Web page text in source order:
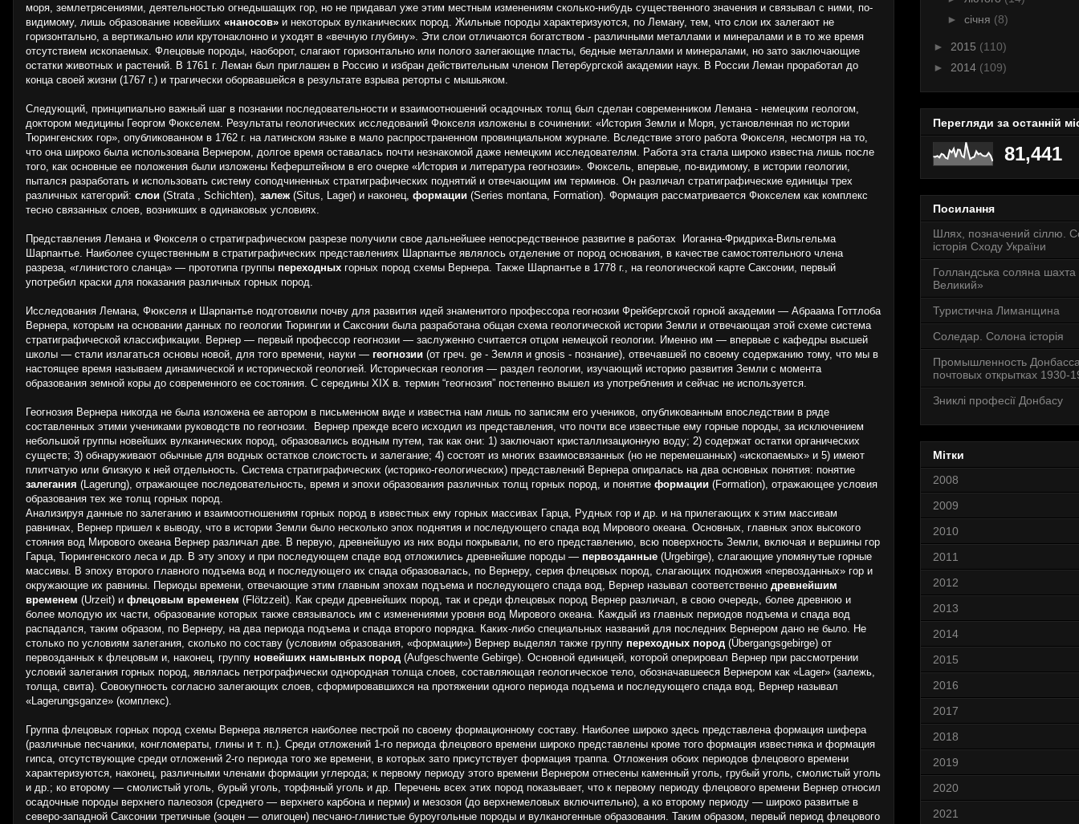
моря, землетрясениями, деятельностью огнедышащих гор, но не придавал уже этим местным изменениям сколько-нибудь суще­ственного значения и связывал с ними, по-
видимому, лишь образование новейших «наносов» и некоторых вулканических пород. Жильные породы характеризуются, по Леману, тем, что слои их залегают не
горизонтально, а вертикально или крутонаклонно и уходят в «веч­ную глубину». Эти слои отли­чаются богатством - различны­ми металлами и минералами и в то же время
отсутствием ископаемых. Флецовые поро­ды, наоборот, слагают горизон­тально или полого залегающие пласты, бедные металлами и минералами, но зато заключающие
остатки животных и растений. В 1761 г. Леман был приглашен в Россию и избран действительным членом Петербургской академии наук. В России Леман проработал до
конца своей жизни (1767 г.) и траги­чески оборвавшейся в результате взрыва реторты с мышьяком.
Следующий, принципиально важный шаг в познании последо­вательности и взаимоотношений осадочных толщ был сделан современником Лемана - немецким геологом,
доктором медицины Георгом Фюкселем. Результаты геологических исследований Фюкселя изложены в сочинении: «История Земли и Мо­ря, установленная по истории
Тюрингенских гор», опубликованном в 1762 г. на латинском языке в мало распространенном провинциальном журнале. Вследствие этого работа Фюкселя, несмотря на то,
что она широко была использована Вернером, долгое время оста­валась почти незнакомой даже немецким исследователям. Работа эта стала широко известна лишь после
того, как основные ее положения были изложены Кеферштейном в его очерке «История и литература геогнозии». Фюксель, впервые, по-видимому, в истории геологии,
пытался разработать и использовать систему соподчиненных страти­графических поднятий и отвечающим им терминов. Он различал стра­тиграфические единицы трех
различных категорий: слои (Strata , Schichten), залеж (Situs, Lager) и наконец, формации (Series montana, Formation). Формация рассматривается Фюкселем как комплекс
тесно связанных слоев, возникших в одинаковых условиях.
Представления Лемана и Фюкселя о стратиграфическом раз­резе получили свое дальнейшее непосредственное развитие в работах Иоганна-Фридриха-Вильгельма
Шарпантье. Наиболее существенным в стратиграфических представлениях Шарпантье являлось отделение от пород основания, в качестве само­стоятельного члена
разреза, «глинистого сланца» — прототипа группы переходных горных пород схемы Вернера. Также Шарпантье в 1778 г., на геологической карте Саксонии, первый
употребил краски для показания различных горных пород.
Исследования Лемана, Фюкселя и Шарпантье подготовили почву для развития идей знаменитого профессора геогнозии Фрейбергской горной академии — Абраама Готтлоба
Вернера, которым на ос­новании данных по геологии Тюрингии и Саксонии была разработана общая схема геологической истории Земли и отвечающая этой схеме система
стратиграфической классификации. Вернер — первый профессор геогнозии — заслуженно считается от­цом немецкой геологии. Именно им — впервые с кафедры высшей
шко­лы — стали излагаться основы новой, для того времени, науки — гео­гнозии (от греч. ge - Земля и gnosis - познание), отвечавшей по своему содержанию тому, что мы в
настоящее время называем динамической и исторической геологией. Историческая геология — раздел геологии, изучающий историю развития Земли с момента
образования земной коры до современного ее состояния. С середины XIX в. термин “геогнозия” постепенно вышел из употребления и сейчас не используется.
Геогнозия Вернера никогда не была изложена ее ав­тором в письменном виде и известна нам лишь по записям его учени­ков, опубликованным впоследствии в ряде
составленных этими учени­ками руководств по геогнозии. Вернер прежде всего исходил из представления, что почти все из­вестные ему горные породы, за исключением
небольшой группы новей­ших вулканических пород, образовались водным путем, так как они: 1) заключают кристаллизационную воду; 2) содержат остатки органи­ческих
существ; 3) обнаруживают обычные для водных остатков слоис­тость и залегание; 4) состоят из многих взаимосвязанных (но не пере­мешанных) «ископаемых» и 5) имеют
плитчатую или близкую к ней от­дельность. Система стратиграфических (историко-геологических) представлений Вернера опиралась на два основных понятия: понятие
залегания (Lagerung), отражающее последовательность, время и эпохи образования различных толщ горных пород, и понятие формации (Formation), отражающее условия
образования тех же толщ горных пород.
Анализируя данные по залеганию и взаимоотношениям горных по­род в известных ему горных массивах Гарца, Рудных гор и др. и на прилегающих к этим массивам
равнинах, Вернер пришел к выводу, что в истории Земли было несколько эпох поднятия и последующего спада вод Мирового океана. Основных, главных эпох высокого
стояния вод Мирового океана Вернер различал две. В первую, древнейшую из них воды покрывали, по его представлению, всю поверхность Земли, вклю­чая и вершины гор
Гарца, Тюрингенского леса и др. В эту эпоху и при последующем спаде вод отложились древнейшие породы — первоздан­ные (Urgebirge), слагающие упомянутые горные
массивы. В эпоху вто­рого главного подъема вод и последующего их спада образовалась, по Вернеру, серия флецовых пород, слагающих подножия «первозданных» гор и
окружающие их равнины. Периоды времени, отвечающие этим главным эпохам подъема и последующего спада вод, Вернер называл соответственно древнейшим
временем (Urzeit) и флецовым временем (Flötzzeit). Как среди древнейших пород, так и среди флецовых пород Вер­нер различал, в свою очередь, более древнюю и
более молодую их части, образование которых также связывалось им с изменениями уровня вод Мирового океана. Каждый из главных периодов подъема и спада вод
распадался, таким образом, по Вернеру, на два периода подъ­ема и спада второго порядка. Каких-либо специальных названий для последних Вернером дано не было. Не
столько по условиям залегания, сколько по составу (условиям образования, «формации») Вернер выделял также группу переходных пород (Übergangsgebirge) от
первозданных к флецовым и, нако­нец, группу новейших намывных пород (Aufgeschwente Gebirge). Основной единицей, которой оперировал Вернер при рассмотрении
условий залегания горных пород, являлась петрографически однород­ная толща слоев, составляющая геологическое тело, обозначавшееся Вернером как «Lager» (залежь,
толща, свита). Совокупность согласно залегающих слоев, сформировавшихся на протяжении одного периода подъема и последующего спада вод, Вер­нер называл
«Lagerungsganze» (комплекс).
Группа флецовых горных пород схемы Вернера является наиболее пестрой по своему формационному составу. Наиболее широко здесь представлена формация шифера
(различные песчаники, конгломераты, глины и т. п.). Среди отложений 1-го периода флецового времени широ­ко представлены кроме того формация известняка и формация
гипса, отсутствующие среди отложений 2-го периода того же времени, в ко­торых зато присутствует формация траппа. Отложения обоих периодов флецового времени
характеризуются, наконец, различными членами формации углерода; к первому периоду этого времени Вернером отне­сены каменный уголь, грубый уголь, смолистый уголь
и др.; ко вто­рому — смолистый уголь, бурый уголь, торфяный уголь и др. Перечень всех этих пород показывает, что к первому периоду флецового времени Вернер относил
осадочные породы верхнего палеозоя (среднего — верхнего карбона и перми) и мезозоя (до верхнемеловых включительно), а ко второму периоду — широко развитые в
северо-за­падной Саксонии третичные (эоцен — олигоцен) песчано-глинистые буроугольные породы и вулканогенные образования. Таким образом, первый период флецового
► січня (8)
► 2015 (110)
► 2014 (109)
Перегляди за останній
81,441
Посилання
Шлях, позначений сіллю.
історія Сходу України
Голландська соляна
Великий»
Туристична Лиманщина
Соледар. Солона історія
Промышленность
почтовых открытках 1930-
Зниклі професії Донбасу
Мітки
2008
2009
2010
2011
2012
2013
2014
2015
2016
2017
2018
2019
2020
2021